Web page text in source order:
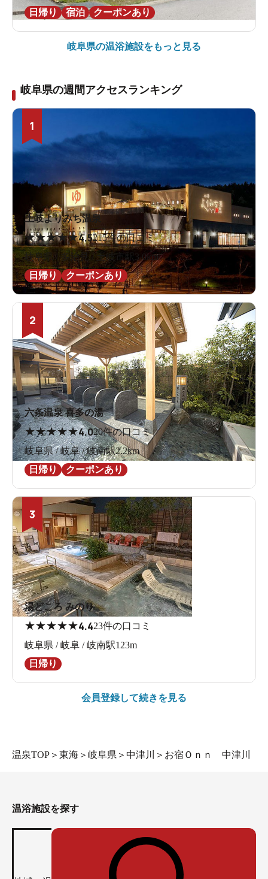
日帰り
宿泊 クーポンあり
岐阜県の温浴施設をもっと見る
岐阜県の週間アクセスランキング
1
土岐よりみち温泉
★★★★★4.5215件の口コミ
岐阜県 / 多治見 / 土岐市駅3.0km
日帰り
クーポンあり
2
六条温泉 喜多の湯
★★★★★4.020件の口コミ
岐阜県 / 岐阜 / 岐南駅2.2km
日帰り
クーポンあり
3
湯どころ みのり
★★★★★4.423件の口コミ
岐阜県 / 岐阜 / 岐南駅123m
日帰り
会員登録して続きを見る
温泉TOP ＞ 東海 ＞ 岐阜県 ＞ 中津川 ＞ お宿Ｏｎｎ 中津川
温浴施設を探す